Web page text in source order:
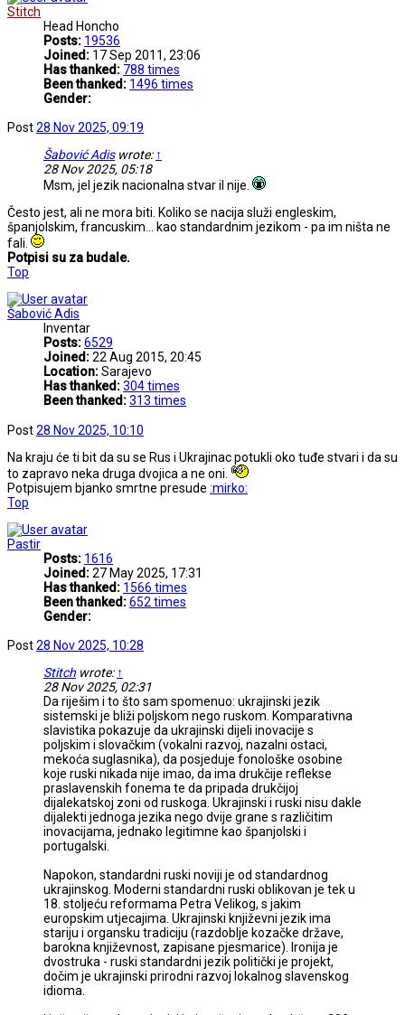
Stitch
Head Honcho
Posts: 19536
Joined: 17 Sep 2011, 23:06
Has thanked: 788 times
Been thanked: 1496 times
Gender:
Post28 Nov 2025, 09:19
Šabović Adiswrote: ↑
28 Nov 2025, 05:18
Msm, jel jezik nacionalna stvar il nije.
Često jest, ali ne mora biti. Koliko se nacija služi engleskim,
španjolskim, francuskim... kao standardnim jezikom - pa im ništa ne
fali.
Potpisi su za budale.
Top
Šabović Adis
Inventar
Posts:6529
Joined:22 Aug 2015, 20:45
Location:Sarajevo
Has thanked:304 times
Been thanked:313 times
Post28 Nov 2025, 10:10
Na kraju će ti bit da su se Rus i Ukrajinac potukli oko tuđe stvari i da su
to zapravo neka druga dvojica a ne oni.
Potpisujem bjanko smrtne presude :mirko:
Top
Pastir
Posts: 1616
Joined:27 May 2025, 17:31
Has thanked: 1566 times
Been thanked:652 times
Gender:
Post28 Nov 2025, 10:28
Stitch wrote: ↑
28 Nov 2025, 02:31
Da riješim i to što sam spomenuo: ukrajinski jezik
sistemski je bliži poljskom nego ruskom. Komparativna
slavistika pokazuje da ukrajinski dijeli inovacije s
poljskim i slovačkim (vokalni razvoj, nazalni ostaci,
mekoća suglasnika), da posjeduje fonološke osobine
koje ruski nikada nije imao, da ima drukčije reflekse
praslavenskih fonema te da pripada drukčijoj
dijalekatskoj zoni od ruskoga. Ukrajinski i ruski nisu dakle
dijalekti jednoga jezika nego dvije grane s različitim
inovacijama, jednako legitimne kao španjolski i
portugalski.
Napokon, standardni ruski noviji je od standardnog
ukrajinskog. Moderni standardni ruski oblikovan je tek u
18. stoljeću reformama Petra Velikog, s jakim
europskim utjecajima. Ukrajinski književni jezik ima
stariju i organsku tradiciju (razdoblje kozačke države,
barokna književnost, zapisane pjesmarice). Ironija je
dvostruka - ruski standardni jezik politički je projekt,
dočim je ukrajinski prirodni razvoj lokalnog slavenskog
idioma.